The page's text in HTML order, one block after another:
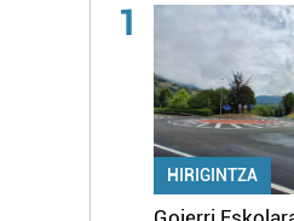
1
HIRIGINTZA